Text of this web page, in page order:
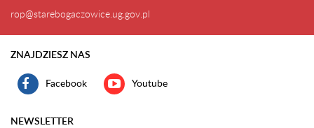
rop@starebogaczowice.ug.gov.pl
ZNAJDZIESZ NAS
Facebook Youtube
NEWSLETTER